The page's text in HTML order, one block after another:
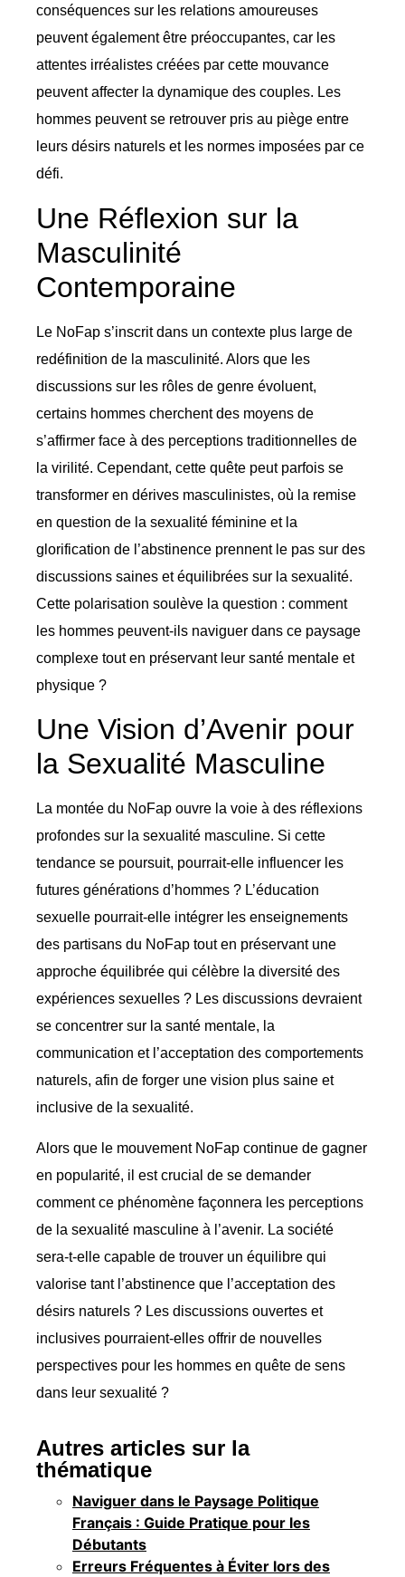
conséquences sur les relations amoureuses
peuvent également être préoccupantes, car les
attentes irréalistes créées par cette mouvance
peuvent affecter la dynamique des couples. Les
hommes peuvent se retrouver pris au piège entre
leurs désirs naturels et les normes imposées par ce
défi.
Une Réflexion sur la
Masculinité
Contemporaine
Le NoFap s’inscrit dans un contexte plus large de
redéfinition de la masculinité. Alors que les
discussions sur les rôles de genre évoluent,
certains hommes cherchent des moyens de
s’affirmer face à des perceptions traditionnelles de
la virilité. Cependant, cette quête peut parfois se
transformer en dérives masculinistes, où la remise
en question de la sexualité féminine et la
glorification de l’abstinence prennent le pas sur des
discussions saines et équilibrées sur la sexualité.
Cette polarisation soulève la question : comment
les hommes peuvent-ils naviguer dans ce paysage
complexe tout en préservant leur santé mentale et
physique ?
Une Vision d’Avenir pour
la Sexualité Masculine
La montée du NoFap ouvre la voie à des réflexions
profondes sur la sexualité masculine. Si cette
tendance se poursuit, pourrait-elle influencer les
futures générations d’hommes ? L’éducation
sexuelle pourrait-elle intégrer les enseignements
des partisans du NoFap tout en préservant une
approche équilibrée qui célèbre la diversité des
expériences sexuelles ? Les discussions devraient
se concentrer sur la santé mentale, la
communication et l’acceptation des comportements
naturels, afin de forger une vision plus saine et
inclusive de la sexualité.
Alors que le mouvement NoFap continue de gagner
en popularité, il est crucial de se demander
comment ce phénomène façonnera les perceptions
de la sexualité masculine à l’avenir. La société
sera-t-elle capable de trouver un équilibre qui
valorise tant l’abstinence que l’acceptation des
désirs naturels ? Les discussions ouvertes et
inclusives pourraient-elles offrir de nouvelles
perspectives pour les hommes en quête de sens
dans leur sexualité ?
Autres articles sur la
thématique
Naviguer dans le Paysage Politique
Français : Guide Pratique pour les
Débutants
Erreurs Fréquentes à Éviter lors des